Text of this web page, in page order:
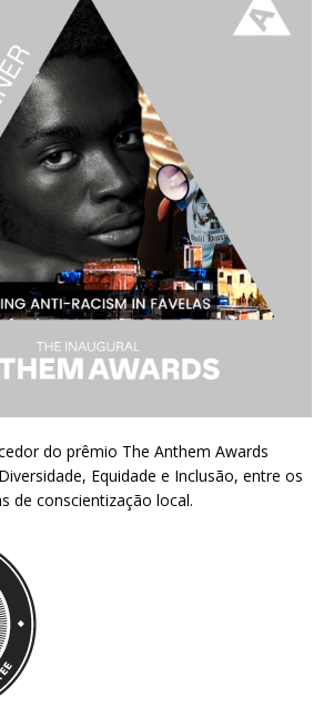
do prêmio The Anthem Awards
Equidade e Inclusão, entre os
de conscientização local.